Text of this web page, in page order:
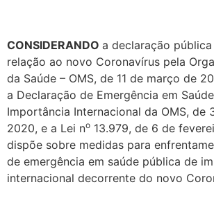
CONSIDERANDO a declaração
relação ao novo Coronavírus pela
da Saúde – OMS, de 11 de março de
a Declaração de Emergência em
Importância Internacional da OMS, de
2020, e a Lei no 13.979, de 6 de
dispõe sobre medidas para
de emergência em saúde pública de
internacional decorrente do novo